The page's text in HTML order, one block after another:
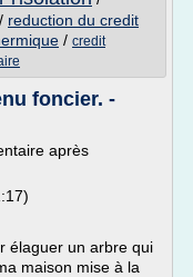
/ reduction du credit
/ credit
foncier. -
après
élaguer un arbre qui
maison mise à la